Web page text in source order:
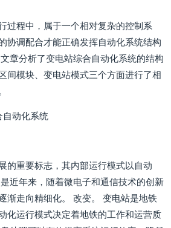
过程中，属于一个相对复杂的控制系
协调配合才能正确发挥自动化系统结构
章分析了变电站综合自动化系统的结构
间模块、变电站模式三个方面进行了相
自动化系统
的重要标志，其内部运行模式以自动
近年来，随着微电子和通信技术的创新
渐走向精细化。 改变。 变电站是地铁
化运行模式决定着地铁的工作和运营质